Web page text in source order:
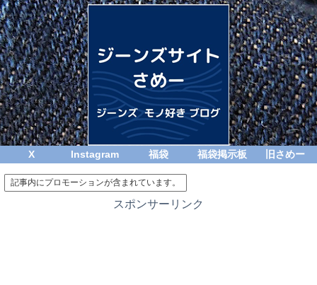
X Instagram 福袋 福袋掲示板 旧さめー
記事内にプロモーションが含まれています。
スポンサーリンク